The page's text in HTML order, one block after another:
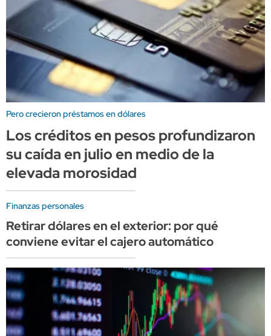
Pero crecieron préstamos en dólares
Los créditos en pesos profundizaron
su caída en julio en medio de la
elevada morosidad
Finanzas personales
Retirar dólares en el exterior: por qué
conviene evitar el cajero automático